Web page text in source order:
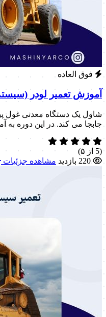
فوق العاده
آموزش تعمیر لودر
شاول یک دستگاه معدنی غول
جابجا می کند. در این دوره
(5 از ۵)
220 بازدید
مشاهده جزئیات